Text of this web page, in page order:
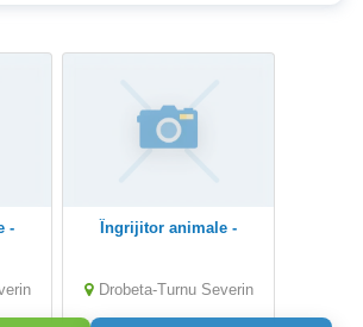
- Îngrijitor animale -
Drobeta-Turnu Severin